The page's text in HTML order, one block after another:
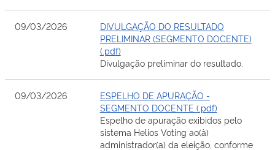
09/03/2026
DIVULGAÇÃO DO RESULTADO
PRELIMINAR (SEGMENTO DOCENTE)
(.pdf)
Divulgação preliminar do resultado.
09/03/2026
ESPELHO DE APURAÇÃO -
SEGMENTO DOCENTE (.pdf)
Espelho de apuração exibidos pelo
sistema Helios Voting ao(à)
administrador(a) da eleição, conforme